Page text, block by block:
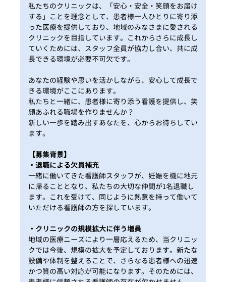
私たちのクリニックは、「安心・安全・笑顔をお届け
する」ことを理念として、患者様一人ひとりに寄り添
った医療を提供しており、地域のみなさまに愛される
クリニックを目指しています。これからさらに成長し
ていくためには、スタッフ全員が協力し合い、共に成
長できる環境が必要不可欠です。
あなたの経験や思いを活かしながら、安心して成長で
きる環境がここにあります。
私たちと一緒に、患者様に寄り添う看護を提供し、笑
顔あふれる職場を作りませんか？
新しい一歩を踏み出すあなたを、心からお待ちしてい
ます。
【募集背景】
・退職による欠員補充
一緒に働いてきた看護師スタッフが、妊娠を機に地元
に帰ることとなり、私たちの大切な仲間が1名退職し
ます。これを受けて、同じように熱意を持って働いて
いただける看護師の方を探しています。
・クリニックの規模拡大に伴う増員
地域の医療ニーズにより一層応えるため、当クリニッ
クでは今後、規模の拡大を予定しております。新たな
設備や体制を整えることで、さらなる患者様への迅速
かつ質の高い対応が可能になります。そのためには、